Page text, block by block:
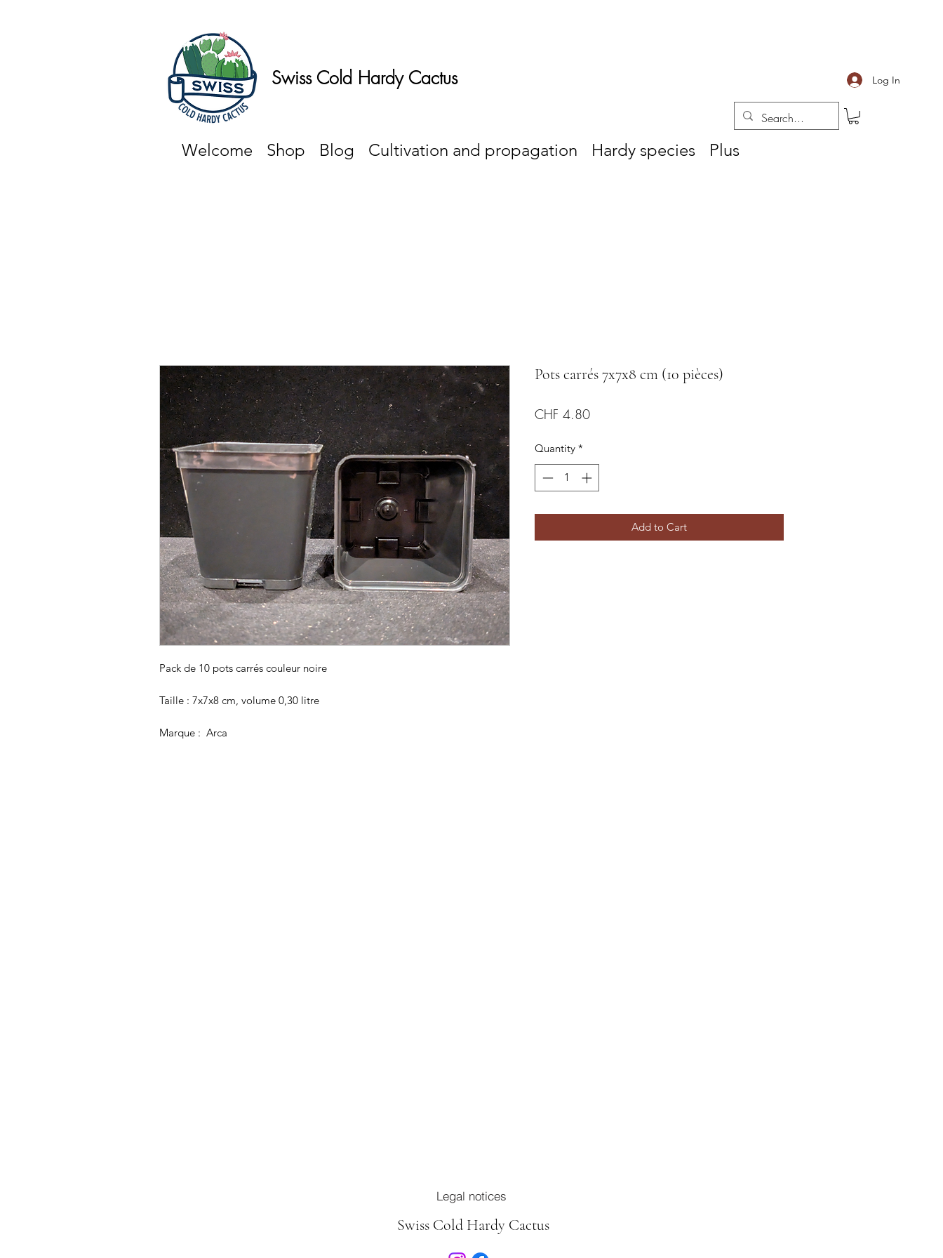
Swiss Cold Hardy Cactus Log In
Welcome Shop Blog Cultivation and propagation Hardy species Plus
Pack de 10 pots carrés couleur noire
Taille : 7x7x8 cm, volume 0,30 litre
Marque : Arca
Pots carrés 7x7x8 cm (10 pièces)
CHF 4.80Price
Quantity *
Add to Cart
Legal notices
Swiss Cold Hardy Cactus